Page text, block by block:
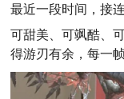
最近一段时间，接
可甜美、可飒酷、
得游刃有余，每一